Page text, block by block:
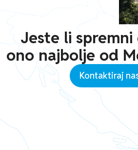
Jeste li
ono najbolje od
Kontaktiraj